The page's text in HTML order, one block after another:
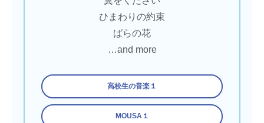
ひまわりの約束
ばらの花
…and more
高校生の音楽１
MOUSA１